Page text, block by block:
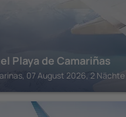
Playa de Camariñas
07 August 2026, 2 Nächte